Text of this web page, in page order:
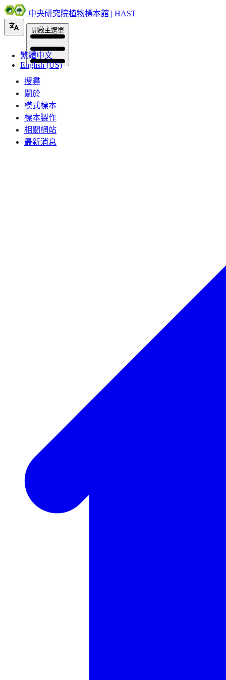
中央研究院植物標本館 | HAST
繁體中文
English (US)
開啟主選單
搜尋
關於
模式標本
標本製作
相關網站
最新消息